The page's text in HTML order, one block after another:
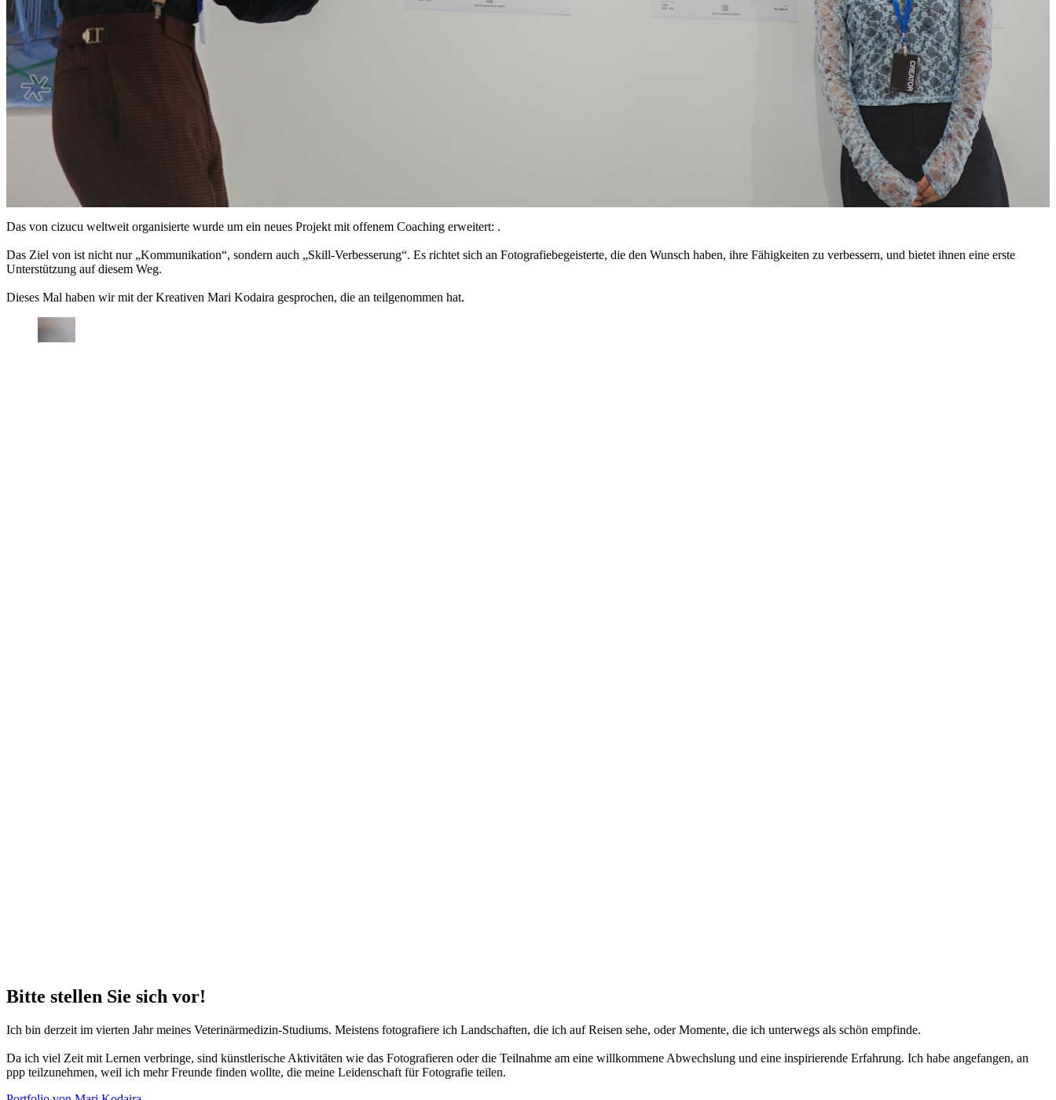
Das von cizucu weltweit organisierte wurde um ein neues Projekt mit offenem Coaching erweitert: .
Das Ziel von ist nicht nur „Kommunikation“, sondern auch „Skill-Verbesserung“. Es richtet sich an Fotografiebegeisterte, die den Wunsch haben, ihre Fähigkeiten zu verbessern, und bietet ihnen eine erste
Unterstützung auf diesem Weg.
Dieses Mal haben wir mit der Kreativen Mari Kodaira gesprochen, die an teilgenommen hat.
Bitte stellen Sie sich vor!
Ich bin derzeit im vierten Jahr meines Veterinärmedizin-Studiums. Meistens fotografiere ich Landschaften, die ich auf Reisen sehe, oder Momente, die ich unterwegs als schön empfinde.
Da ich viel Zeit mit Lernen verbringe, sind künstlerische Aktivitäten wie das Fotografieren oder die Teilnahme am eine willkommene Abwechslung und eine inspirierende Erfahrung. Ich habe angefangen, an
ppp teilzunehmen, weil ich mehr Freunde finden wollte, die meine Leidenschaft für Fotografie teilen.